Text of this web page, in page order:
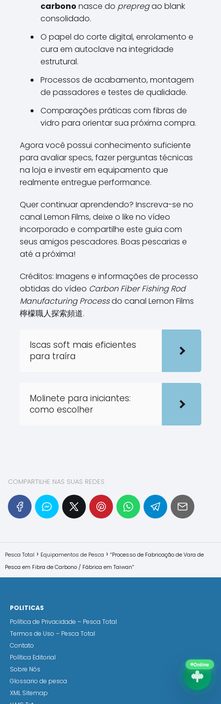
carbono nasce do prepregao blank
consolidado.
O papel do corte digital, enrolamento e
cura em autoclave na integridade
estrutural.
Processos de acabamento, montagem
de passadores e testes de qualidade.
Comparações práticas com fibras de
vidro para orientar sua próxima compra.
Agora você possui conhecimento suficiente
para avaliar specs, fazer perguntas técnicas
na loja e investir em equipamento que
realmente entregue performance.
Quer continuar aprendendo? Inscreva-se no
canal Lemon Films, deixe o like no vídeo
incorporado e compartilhe este guia com
seus amigos pescadores. Boas pescarias e
até a próxima!
Créditos: Imagens e informações de processo
obtidas do vídeo Carbon Fiber Fishing Rod
Manufacturing Processdo canal Lemon Films
檸檬職人探索頻道.
Iscas soft mais eficientes
para traíra
Molinete para iniciantes:
como escolher
COMPARTILHE NAS SUAS REDES
Pesca Total Equipamentos de Pesca
“Processo de Fabricação de Vara de
Pesca em Fibra de Carbono / Fábrica em Taiwan”
POLITICAS
Política de Privacidade – Pesca Total
Termos de Uso – Pesca Total
Contato
Política Editorial
Sobre Nós
Glossario de pesca
XML Sitemap
Online